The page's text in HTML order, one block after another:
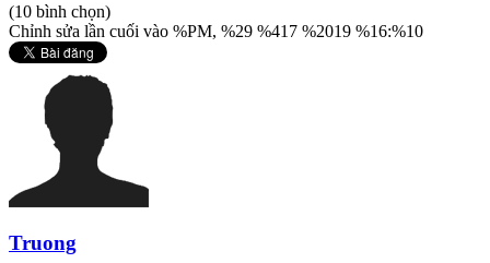
(10 bình chọn)
Chỉnh sửa lần cuối vào %PM, %29 %417 %2019 %16:%10
Truong